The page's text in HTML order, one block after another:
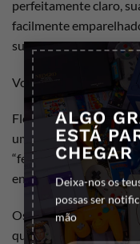
ALGO
ESTÁ
Deixa-nos os
possas ser
mão
perfeitamente claro,
facilmente
suporte
Você pode caber em
FlowBuds™ são fones
um bolso pequeno.
“feijão”, cabem
enxergar de fora.
Os FlowBuds™ pretos
que funciona como um